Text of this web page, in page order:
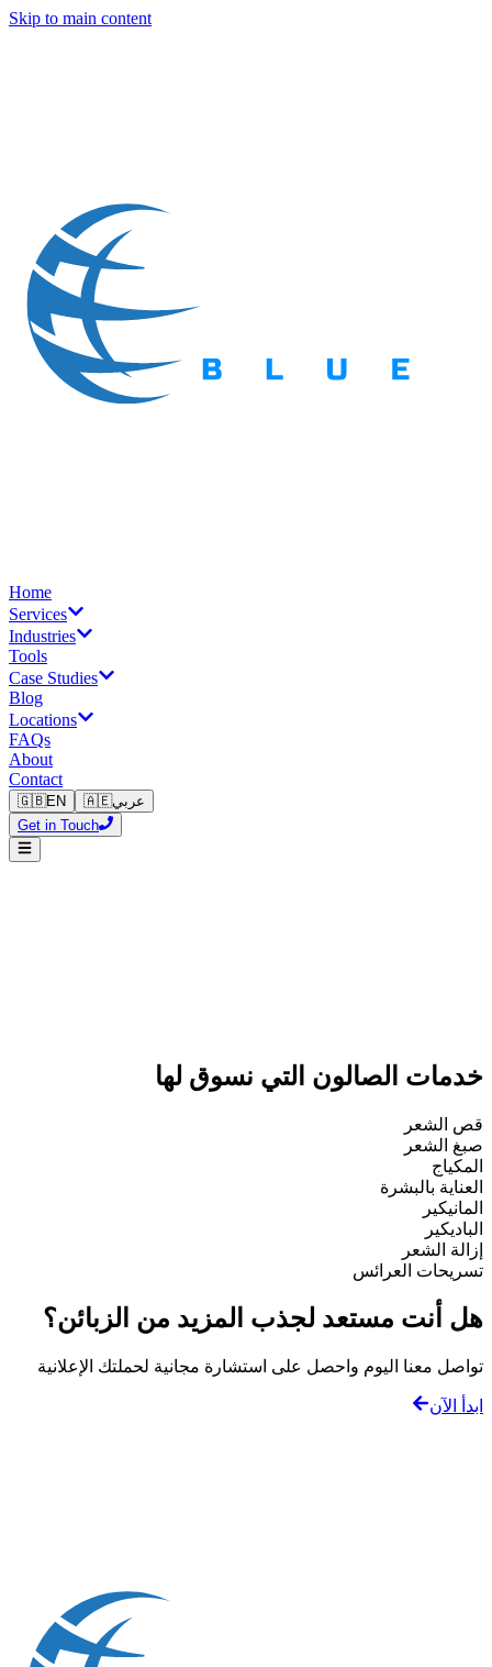
Skip to main content
Home
Services
Industries
Tools
Case Studies
Blog
Locations
FAQs
About
Contact
🇬🇧EN 🇦🇪عربي
Get in Touch
خدمات الصالون التي نسوق لها
قص الشعر
صبغ الشعر
المكياج
العناية بالبشرة
المانيكير
الباديكير
إزالة الشعر
تسريحات العرائس
هل أنت مستعد لجذب المزيد من الزبائن؟
تواصل معنا اليوم واحصل على استشارة مجانية لحملتك الإعلانية
ابدأ الآن